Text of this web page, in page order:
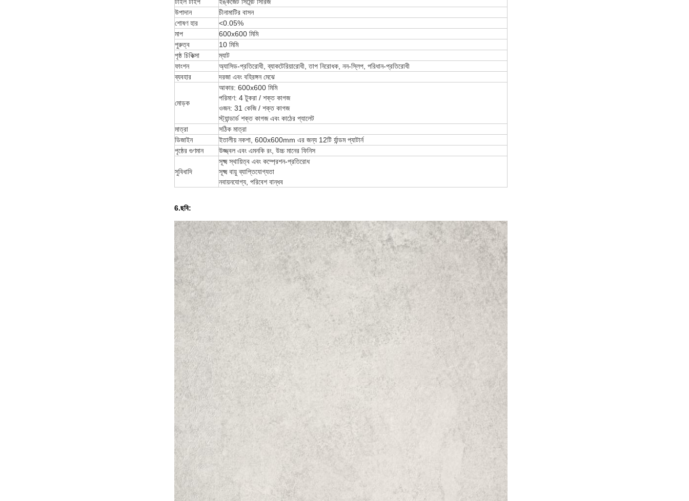
উপাদান
চীনামাটির বাসন
শোষণ হার
<0.05%
মাপ
600x600 মিমি
পুরুত্ব
10 মিমি
পৃষ্ঠ চিকিত্সা
ম্যাট
ফাংশন
অ্যাসিড-প্রতিরোধী, ব্যাকটেরিয়ারোধী, তাপ নিরোধক, নন-স্লিপ, পরিধান-প্রতিরোধী
ব্যবহার
দরজা এবং বহিরঙ্গন মেঝে
মোড়ক
আকার: 600x600 মিমি
পরিমাণ: 4 টুকরা / শক্ত কাগজ
ওজন: 31 কেজি / শক্ত কাগজ
স্ট্যান্ডার্ড শক্ত কাগজ এবং কাঠের প্যালেট
মাত্রা
সঠিক মাত্রা
ডিজাইন
ইতালীয় নকশা, 600x600mm এর জন্য 12টি র্যান্ডম প্যাটার্ন
পৃষ্ঠের গুণমান
উজ্জ্বল এবং এমনকি রং, উচ্চ মানের ফিনিস
সুবিধাদি
সূক্ষ্ম স্থায়িত্ব এবং কম্প্রেশন-প্রতিরোধ
সূক্ষ্ম বায়ু ব্যাপ্তিযোগ্যতা
নবায়নযোগ্য, পরিবেশ বান্ধব
6.ছবি: